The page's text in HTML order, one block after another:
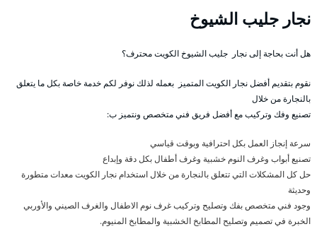
نجار جليب الشيوخ
هل أنت بحاجة إلى نجار جليب الشيوخ الكويت محترف؟
نقوم بتقديم أفضل نجار الكويت المتميز بعمله لذلك نوفر لكم خدمة خاصة بكل ما يتعلق
بالنجارة من خلال
تصنيع وفك وتركيب مع أفضل فريق فني متخصص ونتميز ب:
سرعة إنجاز العمل بكل احترافية وبوقت قياسي
تصنيع أبواب وغرف النوم خشبية وغرف أطفال بكل دقة وإبداع
حل كل المشكلات التي تتعلق بالنجارة من خلال استخدام نجار الكويت معدات متطورة
وحديثة
وجود فني متخصص بفك وتصليح وتركيب غرف نوم الاطفال والغرف الصيني والأوربي
الخبرة في تصميم وتصليح المطابخ الخشبية والمطابخ المنيوم.